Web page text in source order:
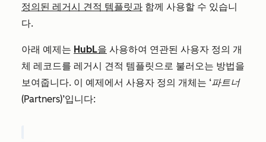
정의된 레거시 견적 템플릿과 함께 사용할 수 있습니
다.
아래 예제는 HubL을 사용하여 연관된 사용자 정의 개
체 레코드를 레거시 견적 템플릿으로 불러오는 방법을
보여줍니다. 이 예제에서 사용자 정의 개체는 ‘파트너
(Partners)’입니다: